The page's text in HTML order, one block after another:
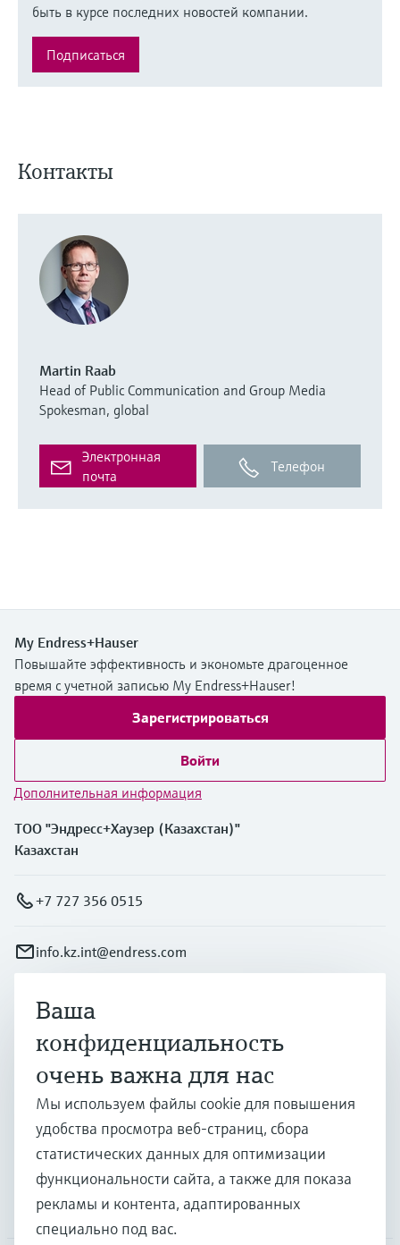
быть в курсе последних новостей компании.
Подписаться
Контакты
Martin Raab
Head of Public Communication and Group Media
Spokesman, global
Электронная
почта
Телефон
My Endress+Hauser
Повышайте эффективность и экономьте драгоценное
время с учетной записью My Endress+Hauser!
Зарегистрироваться
Войти
Дополнительная информация
ТОО "Эндресс+Хаузер (Казахстан)"
Казахстан
+7 727 356 0515
info.kz.int@endress.com
Продукты и услуги
Отрасли
Поддержка
Компания
Ваша
конфиденциальность
очень важна для нас
Мы используем файлы cookie для повышения
удобства просмотра веб-страниц, сбора
статистических данных для оптимизации
функциональности сайта, а также для показа
рекламы и контента, адаптированных
специально под вас.